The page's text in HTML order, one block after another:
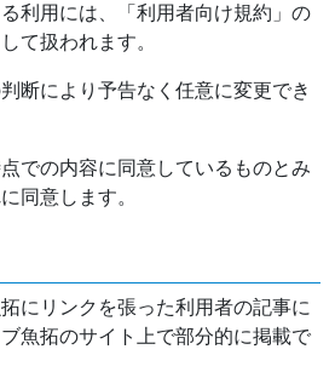
利用には、「利用者向け規約」の
て扱われます。
断により予告なく任意に変更でき
での内容に同意しているものとみ
同意します。
にリンクを張った利用者の記事に
魚拓のサイト上で部分的に掲載で